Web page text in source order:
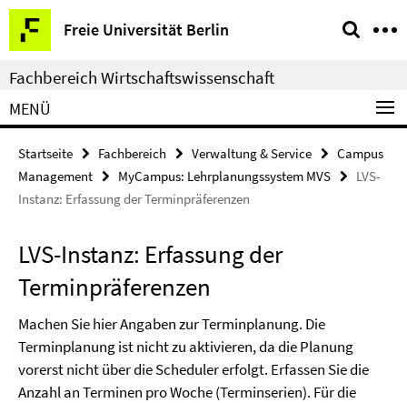
Springe
direkt
zu
Inhalt
Freie Universität Berlin
Service-
Navigation
Fachbereich Wirtschaftswissenschaft
MENÜ
Startseite Fachbereich Verwaltung & Service
Campus
Management
MyCampus: Lehrplanungssystem MVS
LVS-
Instanz: Erfassung der Terminpräferenzen
LVS-Instanz: Erfassung der
Terminpräferenzen
Machen Sie hier Angaben zur Terminplanung. Die
Terminplanung ist nicht zu aktivieren, da die Planung
vorerst nicht über die Scheduler erfolgt. Erfassen Sie die
Anzahl an Terminen pro Woche (Terminserien). Für die